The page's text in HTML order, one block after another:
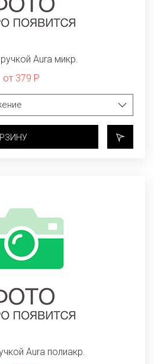
Aura микр.
от 379 Р
Aura полиакр.